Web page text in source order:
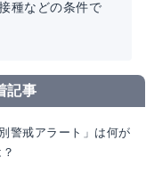
種などの条件で
記事
警戒アラート」は何が